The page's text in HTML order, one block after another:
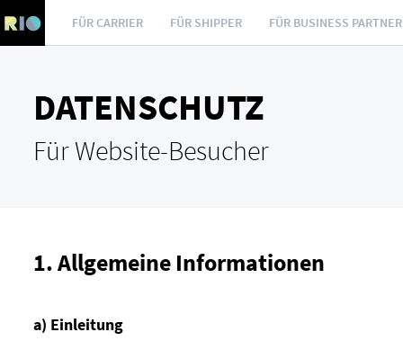
FÜR CARRIER FÜR SHIPPER FÜR BUSINESS PARTNER
DATENSCHUTZ
Für Website-Besucher
1. Allgemeine Informationen
a) Einleitung